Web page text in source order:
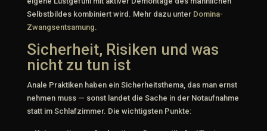
Selbstbildes kombiniert wird. Mehr dazu unter Domina-
Zwangsentsamung.
Sicherheit, Risiken und was
nicht zu tun ist
Anale Praktiken haben ein Sicherheitsthema, das man ernst
nehmen muss — sonst landet die Sache in der Notaufnahme
statt im Schlafzimmer. Die wichtigsten Punkte: